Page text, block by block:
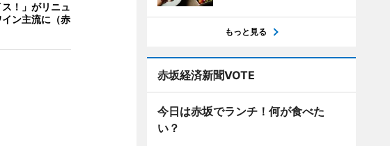
！」がリニュ
ン主流に（赤
もっと見る
赤坂経済新聞VOTE
今日は赤坂でランチ！何が食べた
い？